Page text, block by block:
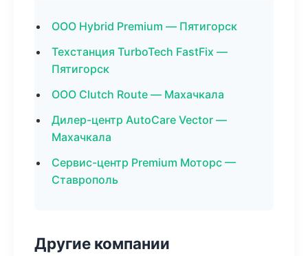
ООО Hybrid Premium — Пятигорск
Техстанция TurboTech FastFix —
Пятигорск
ООО Clutch Route — Махачкала
Дилер-центр AutoCare Vector —
Махачкала
Сервис-центр Premium Моторс —
Ставрополь
Другие компании